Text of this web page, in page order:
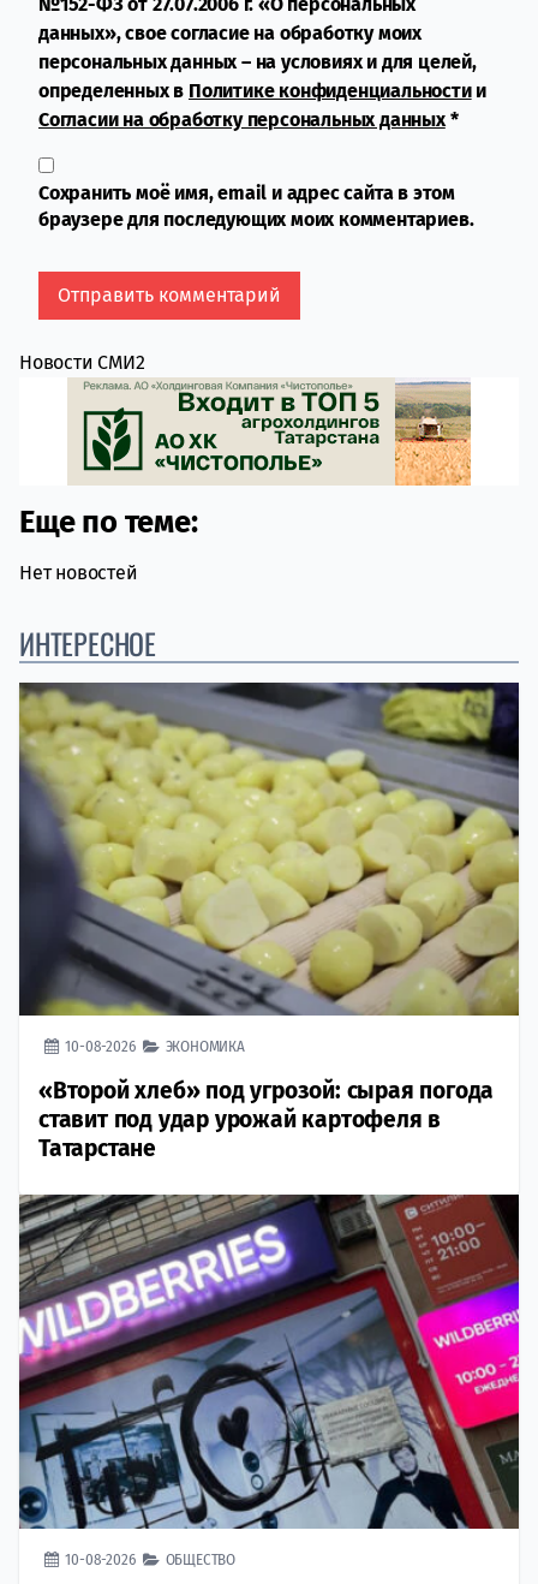
данных», свое согласие на обработку моих
персональных данных – на условиях и для целей,
определенных в Политике конфиденциальностии
Согласии на обработку персональных данных*
Сохранить моё имя, email и адрес сайта в этом
браузере для последующих моих комментариев.
Новости СМИ2
Еще по теме:
Нет новостей
ИНТЕРЕСНОЕ
10-08-2026 ЭКОНОМИКА
«Второй хлеб» под угрозой: сырая погода
ставит под удар урожай картофеля в
Татарстане
10-08-2026 ОБЩЕСТВО